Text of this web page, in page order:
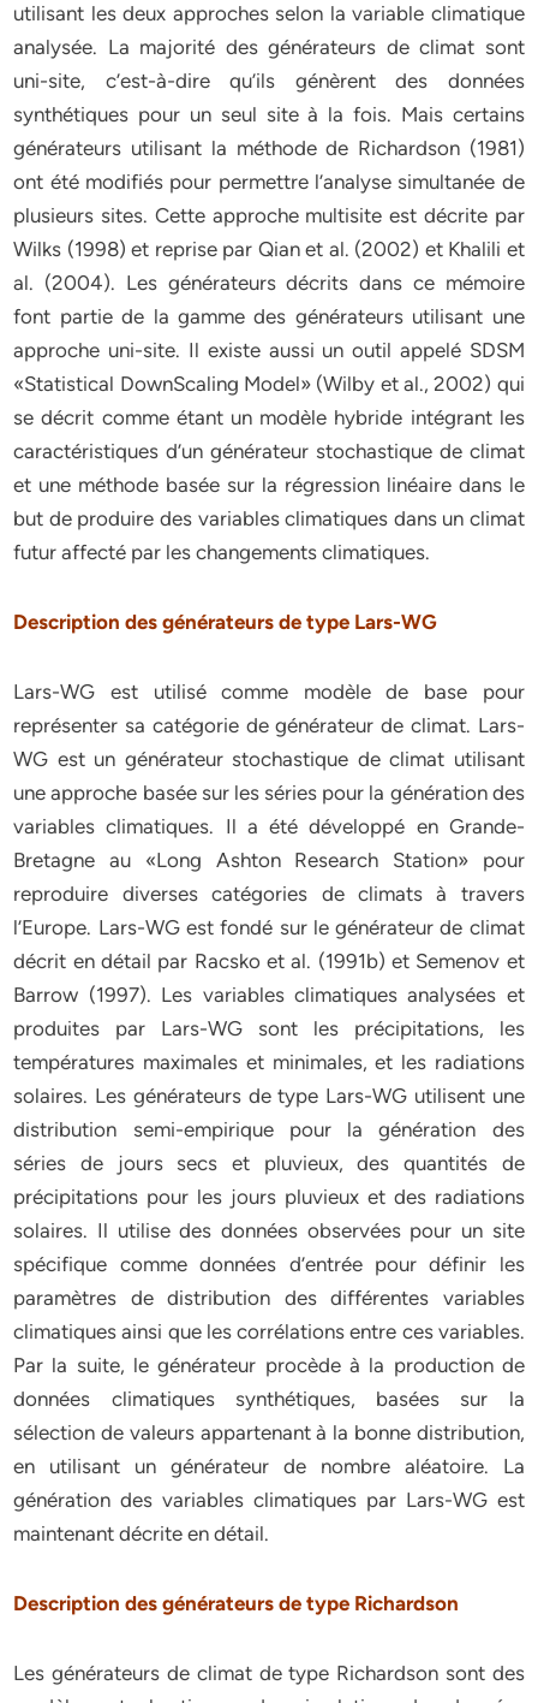
utilisant les deux approches selon la variable climatique
analysée. La majorité des générateurs de climat sont
uni-site, c’est-à-dire qu’ils génèrent des données
synthétiques pour un seul site à la fois. Mais certains
générateurs utilisant la méthode de Richardson (1981)
ont été modifiés pour permettre l’analyse simultanée de
plusieurs sites. Cette approche multisite est décrite par
Wilks (1998) et reprise par Qian et al. (2002) et Khalili et
al. (2004). Les générateurs décrits dans ce mémoire
font partie de la gamme des générateurs utilisant une
approche uni-site. Il existe aussi un outil appelé SDSM
«Statistical DownScaling Model» (Wilby et al., 2002) qui
se décrit comme étant un modèle hybride intégrant les
caractéristiques d’un générateur stochastique de climat
et une méthode basée sur la régression linéaire dans le
but de produire des variables climatiques dans un climat
futur affecté par les changements climatiques.
Description des générateurs de type Lars-WG
Lars-WG est utilisé comme modèle de base pour
représenter sa catégorie de générateur de climat. Lars-
WG est un générateur stochastique de climat utilisant
une approche basée sur les séries pour la génération des
variables climatiques. Il a été développé en Grande-
Bretagne au «Long Ashton Research Station» pour
reproduire diverses catégories de climats à travers
l’Europe. Lars-WG est fondé sur le générateur de climat
décrit en détail par Racsko et al. (1991b) et Semenov et
Barrow (1997). Les variables climatiques analysées et
produites par Lars-WG sont les précipitations, les
températures maximales et minimales, et les radiations
solaires. Les générateurs de type Lars-WG utilisent une
distribution semi-empirique pour la génération des
séries de jours secs et pluvieux, des quantités de
précipitations pour les jours pluvieux et des radiations
solaires. Il utilise des données observées pour un site
spécifique comme données d’entrée pour définir les
paramètres de distribution des différentes variables
climatiques ainsi que les corrélations entre ces variables.
Par la suite, le générateur procède à la production de
données climatiques synthétiques, basées sur la
sélection de valeurs appartenant à la bonne distribution,
en utilisant un générateur de nombre aléatoire. La
génération des variables climatiques par Lars-WG est
maintenant décrite en détail.
Description des générateurs de type Richardson
Les générateurs de climat de type Richardson sont des